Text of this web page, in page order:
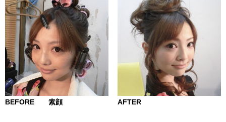
BEFORE 素顔 AFTER